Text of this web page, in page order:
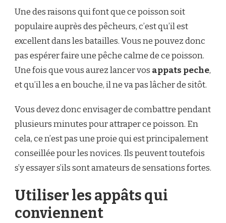
Une des raisons qui font que ce poisson soit
populaire auprès des pêcheurs, c’est qu’il est
excellent dans les batailles. Vous ne pouvez donc
pas espérer faire une pêche calme de ce poisson.
Une fois que vous aurez lancer vos appats peche,
et qu’il les a en bouche, il ne va pas lâcher de sitôt.
Vous devez donc envisager de combattre pendant
plusieurs minutes pour attraper ce poisson. En
cela, ce n’est pas une proie qui est principalement
conseillée pour les novices. Ils peuvent toutefois
s’y essayer s’ils sont amateurs de sensations fortes.
Utiliser les appâts qui
conviennent